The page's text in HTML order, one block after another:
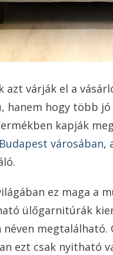
azt várják el a
hanem hogy több
kapják
városában,
ez maga a
ülőgarnitúrák
ezt csak nyitható